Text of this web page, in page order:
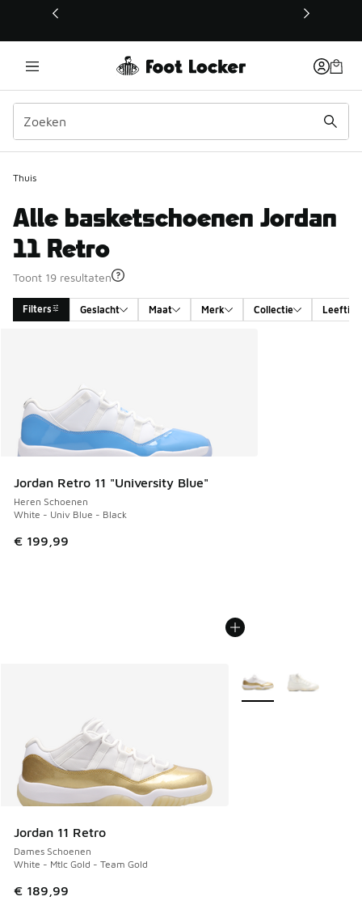
Deze link wordt geopend in een nieuw venster
Thuis
Alle basketschoenen Jordan
11 Retro
Toont 19 resultaten
Filters Geslacht Maat Merk Collectie
Jordan Retro 11 "University Blue"
Heren Schoenen
White - Univ Blue - Black
€ 199,99
Jordan 11 Retro
Dames Schoenen
White - Mtlc Gold - Team Gold
€ 189,99
Meer kleuren